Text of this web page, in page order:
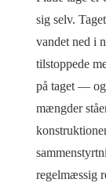
sig selv.
vandet ned i
tilstoppede
på taget —
mængder
regelmæssig